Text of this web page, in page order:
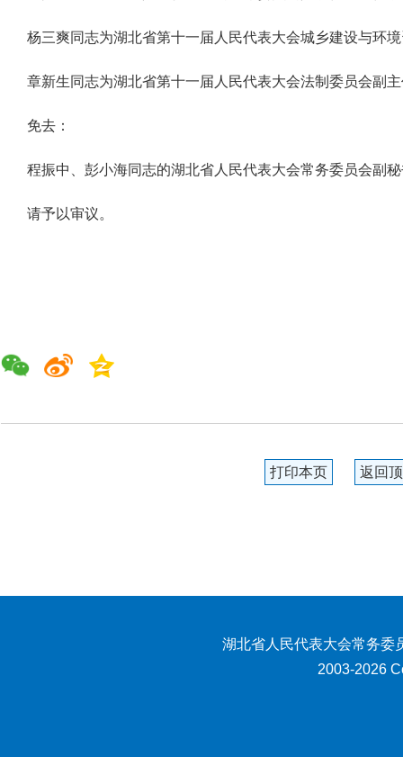
杨三爽同志为湖北省第十一届人民代表大会城乡建设与环
章新生同志为湖北省第十一届人民代表大会法制委员会副
免去：
程振中、彭小海同志的湖北省人民代表大会常务委员会副
请予以审议。
打印本页 返回
湖北省人民代表大会常务委
2003-2026